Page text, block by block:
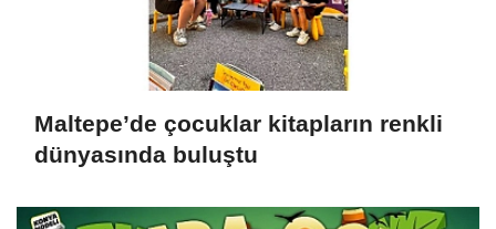
Maltepe’de çocuklar kitapların renkli
dünyasında buluştu